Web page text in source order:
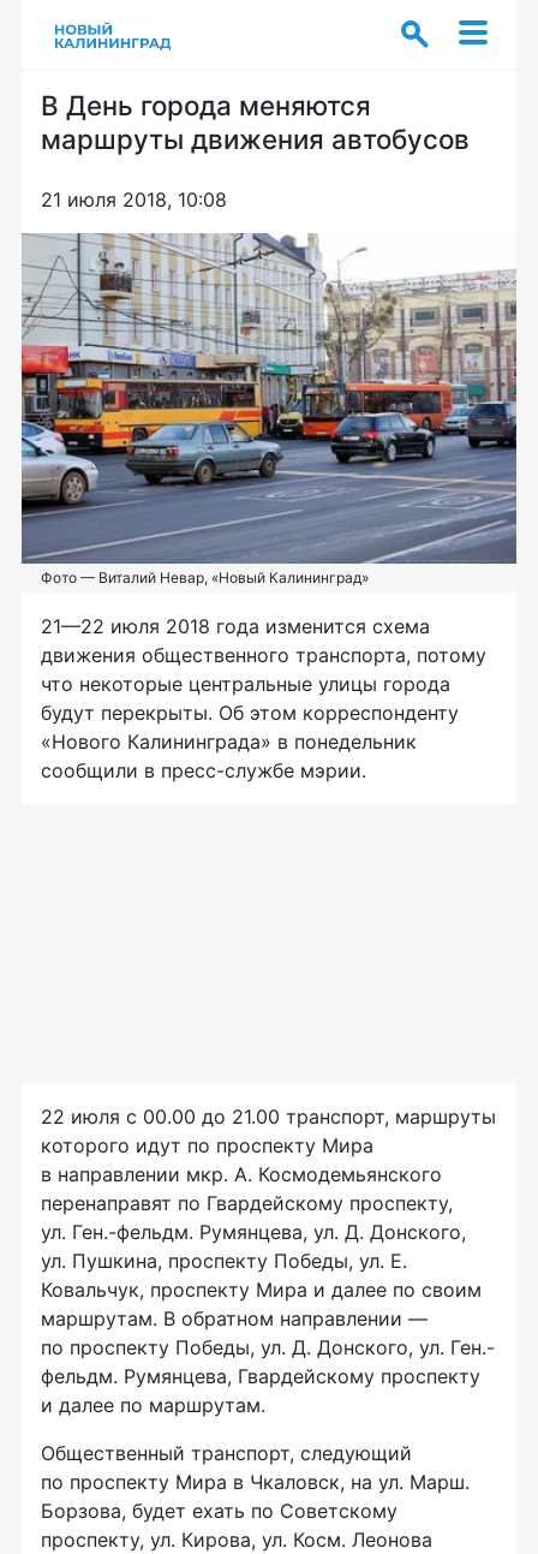
В День города меняются
маршруты движения автобусов
21 июля 2018, 10:08
Фото — Виталий Невар, «Новый Калининград»
21—22 июля 2018 года изменится схема
движения общественного транспорта, потому
что некоторые центральные улицы города
будут перекрыты. Об этом корреспонденту
«Нового Калининграда» в понедельник
сообщили в пресс-службе мэрии.
22 июля с 00.00 до 21.00 транспорт, маршруты
которого идут по проспекту Мира
в направлении мкр. А. Космодемьянского
перенаправят по Гвардейскому проспекту,
ул. Ген.-фельдм. Румянцева, ул. Д. Донского,
ул. Пушкина, проспекту Победы, ул. Е.
Ковальчук, проспекту Мира и далее по своим
маршрутам. В обратном направлении —
по проспекту Победы, ул. Д. Донского, ул. Ген.-
фельдм. Румянцева, Гвардейскому проспекту
и далее по маршрутам.
Общественный транспорт, следующий
по проспекту Мира в Чкаловск, на ул. Марш.
Борзова, будет ехать по Советскому
проспекту, ул. Кирова, ул. Косм. Леонова